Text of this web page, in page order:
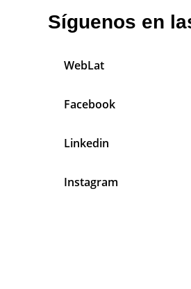
Síguenos en
WebLat
Facebook
Linkedin
Instagram